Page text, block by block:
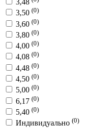
3,50 (0)
3,60 (0)
3,80 (0)
4,00 (0)
4,08 (0)
4,48 (0)
4,50 (0)
5,00 (0)
6,17 (0)
5,40 (0)
Индивидуально (0)